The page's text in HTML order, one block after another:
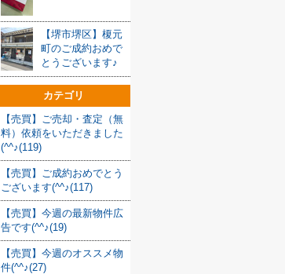
【堺市堺区】榎元
町のご成約おめで
とうございます♪
カテゴリ
【売買】ご売却・査定（無
料）依頼をいただきました
(^^♪(119)
【売買】ご成約おめでとう
ございます(^^♪(117)
【売買】今週の最新物件広
告です(^^♪(19)
【売買】今週のオススメ物
件(^^♪(27)